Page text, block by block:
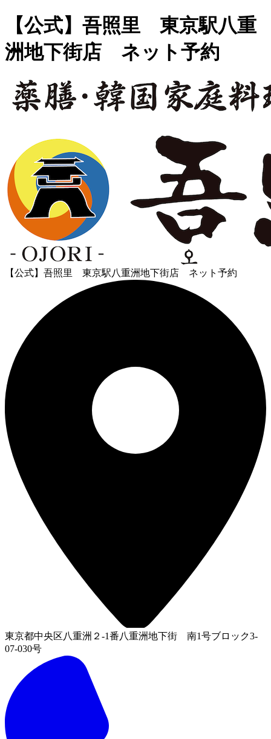
【公式】吾照里 東京駅八重
洲地下街店 ネット予約
【公式】吾照里 東京駅八重洲地下街店 ネット予約
東京都中央区八重洲２-1番八重洲地下街 南1号ブロック3-
07-030号